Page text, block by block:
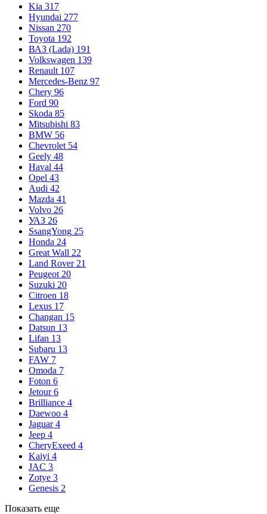
Kia 317
Hyundai 277
Nissan 270
Toyota 192
ВАЗ (Lada) 191
Volkswagen 139
Renault 107
Mercedes-Benz 97
Chery 96
Ford 90
Skoda 85
Mitsubishi 83
BMW 56
Chevrolet 54
Geely 48
Haval 44
Opel 43
Audi 42
Mazda 41
Volvo 26
УАЗ 26
SsangYong 25
Honda 24
Great Wall 22
Land Rover 21
Peugeot 20
Suzuki 20
Citroen 18
Lexus 17
Changan 15
Datsun 13
Lifan 13
Subaru 13
FAW 7
Omoda 7
Foton 6
Jetour 6
Brilliance 4
Daewoo 4
Jaguar 4
Jeep 4
CheryExeed 4
Kaiyi 4
JAC 3
Zotye 3
Genesis 2
Показать еще